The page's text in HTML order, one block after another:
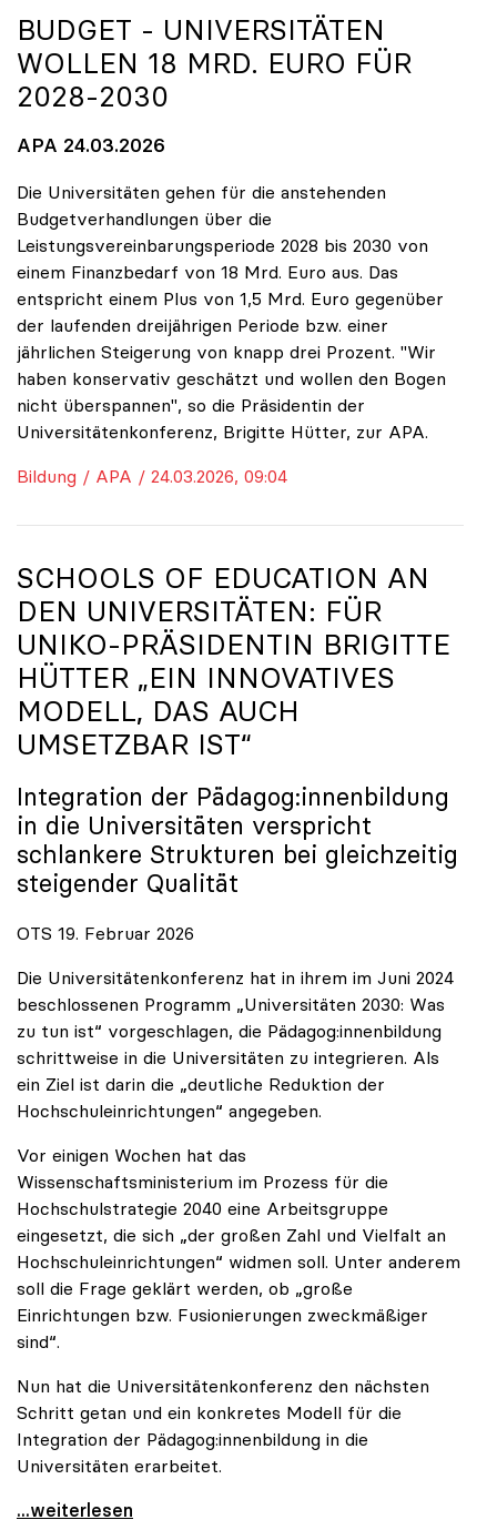
BUDGET - UNIVERSITÄTEN
WOLLEN 18 MRD. EURO FÜR
2028-2030
APA 24.03.2026
Die Universitäten gehen für die anstehenden
Budgetverhandlungen über die
Leistungsvereinbarungsperiode 2028 bis 2030 von
einem Finanzbedarf von 18 Mrd. Euro aus. Das
entspricht einem Plus von 1,5 Mrd. Euro gegenüber
der laufenden dreijährigen Periode bzw. einer
jährlichen Steigerung von knapp drei Prozent. "Wir
haben konservativ geschätzt und wollen den Bogen
nicht überspannen", so die Präsidentin der
Universitätenkonferenz, Brigitte Hütter, zur APA.
Bildung / APA / 24.03.2026, 09:04
SCHOOLS OF EDUCATION AN
DEN UNIVERSITÄTEN: FÜR
UNIKO-PRÄSIDENTIN BRIGITTE
HÜTTER „EIN INNOVATIVES
MODELL, DAS AUCH
UMSETZBAR IST“
Integration der Pädagog:innenbildung
in die Universitäten verspricht
schlankere Strukturen bei gleichzeitig
steigender Qualität
OTS 19. Februar 2026
Die Universitätenkonferenz hat in ihrem im Juni 2024
beschlossenen Programm „Universitäten 2030: Was
zu tun ist“ vorgeschlagen, die Pädagog:innenbildung
schrittweise in die Universitäten zu integrieren. Als
ein Ziel ist darin die „deutliche Reduktion der
Hochschuleinrichtungen“ angegeben.
Vor einigen Wochen hat das
Wissenschaftsministerium im Prozess für die
Hochschulstrategie 2040 eine Arbeitsgruppe
eingesetzt, die sich „der großen Zahl und Vielfalt an
Hochschuleinrichtungen“ widmen soll. Unter anderem
soll die Frage geklärt werden, ob „große
Einrichtungen bzw. Fusionierungen zweckmäßiger
sind“.
Nun hat die Universitätenkonferenz den nächsten
Schritt getan und ein konkretes Modell für die
Integration der Pädagog:innenbildung in die
Universitäten erarbeitet.
Schools of Education an den Universitäten: Für
...weiterlesen